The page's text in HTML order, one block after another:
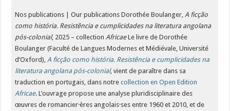
Nos publications | Our publications Dorothée Boulanger,A ficção
como história. Resistência e cumplicidades na literatura angolana
pós-colonial, 2025 – collectionAfricaeLe livre de Dorothée
Boulanger (Faculté de Langues Modernes et Médiévale, Université
d’Oxford),A ficção como história. Resistência e cumplicidades na
literatura angolana pós-colonial, vient de paraître dans sa
traduction en portugais, dans notrecollection en Open Edition
Africae. L’ouvrage propose une analyse pluridisciplinaire des
œuvres de romancier·ères angolais·ses entre 1960 et 2010, et de